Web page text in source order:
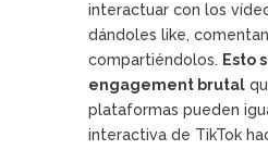
interactuar con los
dándoles like,
compartiéndolos. Esto
engagement brutal
plataformas pueden
interactiva de TikTok